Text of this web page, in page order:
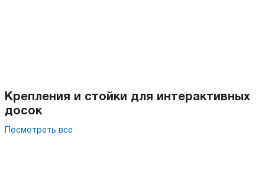
Крепления и стойки для интерактивных
досок
Посмотреть все